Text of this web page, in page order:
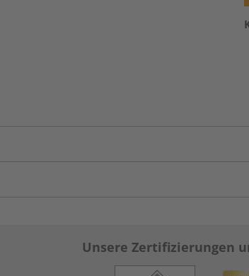
Unsere Zertifizierungen